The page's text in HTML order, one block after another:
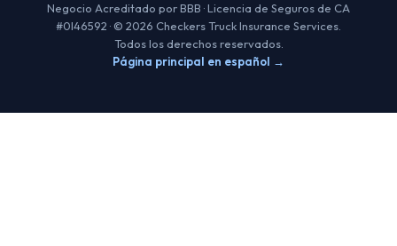
Negocio Acreditado por BBB · Licencia de Seguros de CA
#0I46592 · © 2026 Checkers Truck Insurance Services.
Todos los derechos reservados.
Página principal en español →